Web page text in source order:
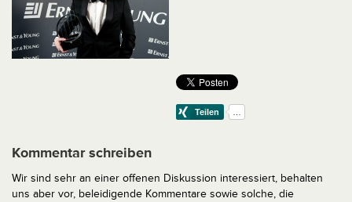
Kommentar schreiben
Wir sind sehr an einer offenen Diskussion interessiert, behalten
uns aber vor, beleidigende Kommentare sowie solche, die